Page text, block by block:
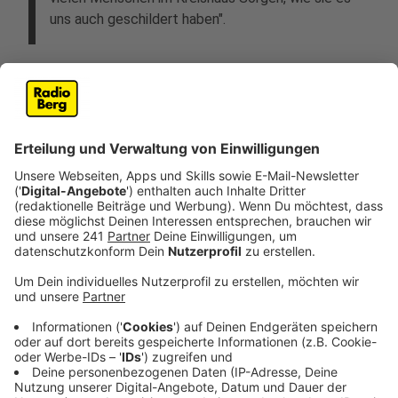
uns auch geschildert haben".
Für Wagner könnte es am Donnerstag im Kreistag
noch spannend werden. Nach den letzten
Veröffentlichungen im KSTA haben sich "eine Reihe"
"Eigentlich können wir das nicht machen. Die
Frage ist allerdings natürlich: Wer macht das
dann wirklich nicht? Reicht also die Mehrheit von
CDU und Grüne, um dieses Vorhaben wirklich
Doch, eigentlich ist das nicht fair und richtig?"
Anzeige